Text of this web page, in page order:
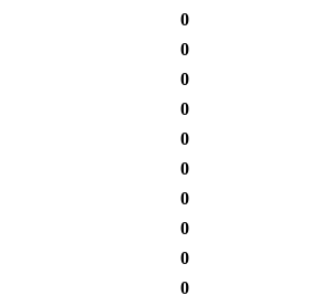
0
0
0
0
0
0
0
0
0
0